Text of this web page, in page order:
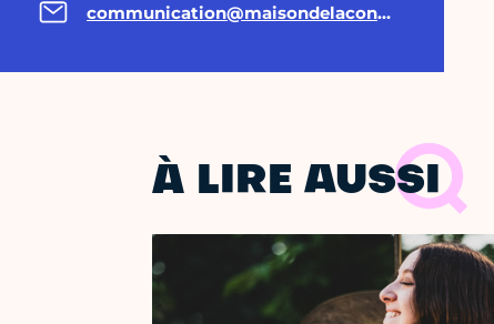
communication@maisondelaconversation.org
À LIRE AUSSI